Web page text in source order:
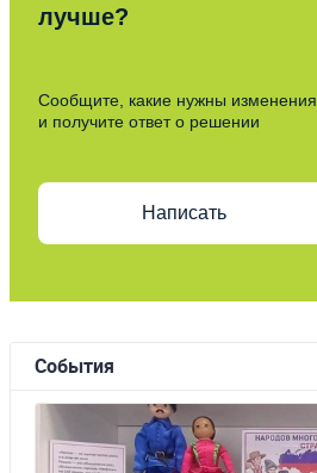
лучше?
Сообщите, какие нужны изменения
и получите ответ о решении
Написать